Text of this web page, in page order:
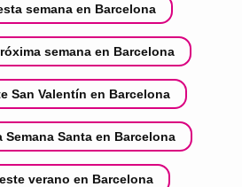
semana en Barcelona
semana en Barcelona
San Valentín en Barcelona
Semana Santa en Barcelona
verano en Barcelona